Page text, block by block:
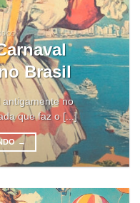
Brasil
no
que faz o [...]
→